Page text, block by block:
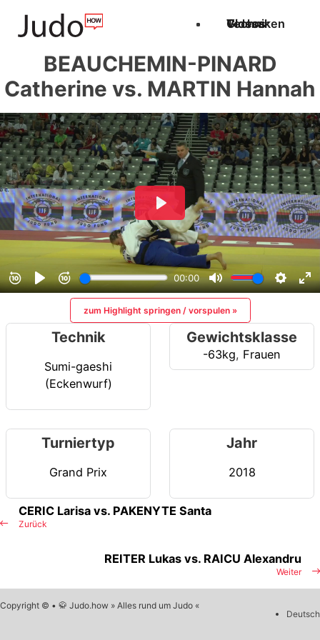
Techniken
Videos
Glossar
BEAUCHEMIN-PINARD
Catherine vs. MARTIN Hannah
zum Highlight springen / vorspulen »
Technik
Sumi-gaeshi
(Eckenwurf)
Gewichtsklasse
-63kg, Frauen
Turniertyp
Grand Prix
Jahr
2018
Zurück
CERIC Larisa vs. PAKENYTE Santa
Weiter
REITER Lukas vs. RAICU Alexandru
Copyright © • 🥋 Judo.how » Alles rund um Judo «
Deutsch